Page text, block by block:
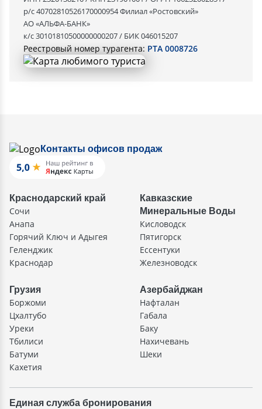
р/с 40702810526170000954 Филиал «Ростовский»
АО «АЛЬФА-БАНК»
к/с 30101810500000000207 / БИК 046015207
Реестровый номер турагента: РТА 0008726
Контакты офисов продаж
Краснодарский край
Сочи
Анапа
Горячий Ключ и Адыгея
Геленджик
Краснодар
Кавказские
Минеральные Воды
Кисловодск
Пятигорск
Ессентуки
Железноводск
Грузия
Боржоми
Цхалтубо
Уреки
Тбилиси
Батуми
Кахетия
Азербайджан
Нафталан
Габала
Баку
Нахичевань
Шеки
Единая служба бронирования